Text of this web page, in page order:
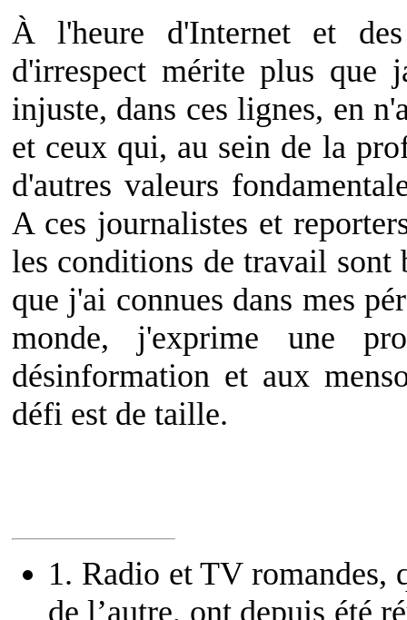
À l'heure d'Internet et
d'irrespect mérite plus que
injuste, dans ces lignes, en
et ceux qui, au sein de la
d'autres valeurs
A ces journalistes et
les conditions de travail sont
que j'ai connues dans mes
monde, j'exprime une
désinformation et aux
défi est de taille.
1. Radio et TV romandes,
de l’autre, ont depuis été